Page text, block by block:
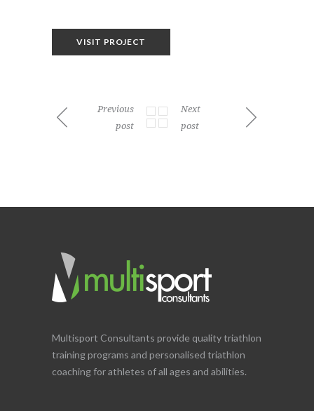
VISIT PROJECT
Previous
post
Next
post
Multisport Consultants provide quality triathlon
training programs and personalised triathlon
coaching for athletes of all ages and abilities.